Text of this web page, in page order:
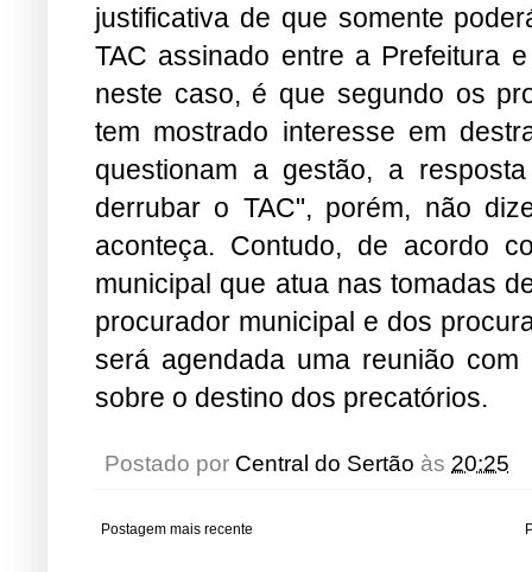
justificativa de que somente
TAC assinado entre a Prefeitura
neste caso, é que segundo os
tem mostrado interesse em
questionam a gestão, a
derrubar o TAC", porém, não
aconteça. Contudo, de acordo
municipal que atua nas tomadas
procurador municipal e dos
será agendada uma reunião
sobre o destino dos precatórios.
Postado por Central do Sertão às 20:25
Postagem mais recente